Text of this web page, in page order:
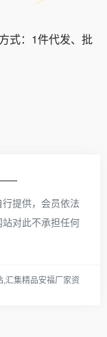
式： 1件代发、批
提供，会员依法
对此不承担任何
汇集精品安福厂家资